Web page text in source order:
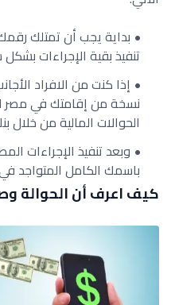
بداية يجب أن تمتلك
تنفيذ بقية الإجراءات
إذا كنت من الافراد
نسخة من إقامتك في مصر
الحوالات المالية من خلال
وبعد تنفيذ الإجراءات
باسمك الكامل المتواجد
كيف اعرف أن الحوالة